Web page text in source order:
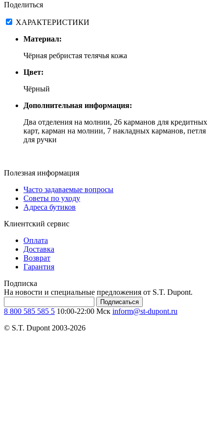
Поделиться
ХАРАКТЕРИСТИКИ
Материал:
Чёрная ребристая телячья кожа
Цвет:
Чёрный
Дополнительная информация:
Два отделения на молнии, 26 карманов для кредитных
карт, карман на молнии, 7 накладных карманов, петля
для ручки
Полезная информация
Часто задаваемые вопросы
Советы по уходу
Адреса бутиков
Клиентский сервис
Оплата
Доставка
Возврат
Гарантия
Подписка
На новости и специальные предложения от S.T. Dupont.
Подписаться
8 800 585 585 5 10:00-22:00 Мск inform@st-dupont.ru
© S.T. Dupont 2003-2026